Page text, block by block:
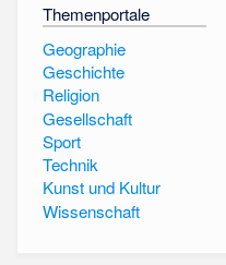
Themenportale
Geographie
Geschichte
Religion
Gesellschaft
Sport
Technik
Kunst und Kultur
Wissenschaft